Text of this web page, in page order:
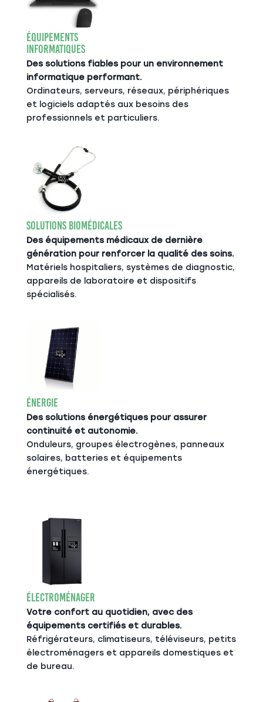
Équipements
Informatiques
Des solutions fiables pour un environnement
informatique performant.
Ordinateurs, serveurs, réseaux, périphériques
et logiciels adaptés aux besoins des
professionnels et particuliers.
Solutions Biomédicales
Des équipements médicaux de dernière
génération pour renforcer la qualité des soins.
Matériels hospitaliers, systèmes de diagnostic,
appareils de laboratoire et dispositifs
spécialisés.
Énergie
Des solutions énergétiques pour assurer
continuité et autonomie.
Onduleurs, groupes électrogènes, panneaux
solaires, batteries et équipements
énergétiques.
Électroménager
Votre confort au quotidien, avec des
équipements certifiés et durables.
Réfrigérateurs, climatiseurs, téléviseurs, petits
électroménagers et appareils domestiques et
de bureau.